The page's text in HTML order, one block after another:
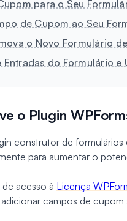
para o Seu
de Cupom ao Seu
o Novo Formulário
do Formulário e
o Plugin
construtor de formulários
para aumentar o
acesso à Licença
campos de